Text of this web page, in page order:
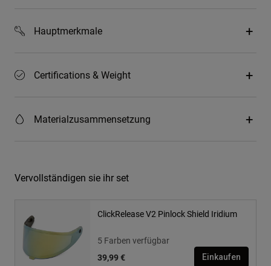
Hauptmerkmale
Certifications & Weight
Materialzusammensetzung
Vervollständigen sie ihr set
ClickRelease V2 Pinlock Shield Iridium
5 Farben verfügbar
39,99 €
Einkaufen